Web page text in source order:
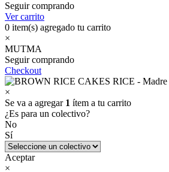
Seguir comprando
Ver carrito
0 item(s) agregado tu carrito
×
MUTMA
Seguir comprando
Checkout
×
Se va a agregar 1 ítem a tu carrito
¿Es para un colectivo?
No
Sí
Aceptar
×